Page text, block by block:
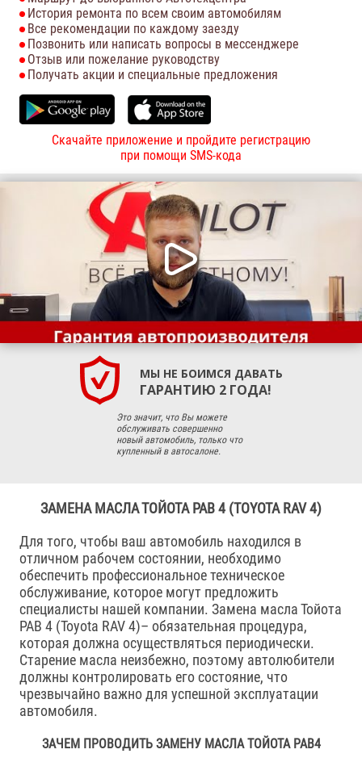
История ремонта по всем своим автомобилям
Все рекомендации по каждому заезду
Позвонить или написать вопросы в мессенджере
Отзыв или пожелание руководству
Получать акции и специальные предложения
Скачайте приложение и пройдите регистрацию
при помощи SMS-кода
МЫ НЕ БОИМСЯ ДАВАТЬ
ГАРАНТИЮ 2 ГОДА!
Это значит, что Вы можете
обслуживать совершенно
новый автомобиль, только что
купленный в автосалоне.
ЗАМЕНА МАСЛА ТОЙОТА РАВ 4 (TOYOTA RAV 4)
Для того, чтобы ваш автомобиль находился в
отличном рабочем состоянии, необходимо
обеспечить профессиональное техническое
обслуживание, которое могут предложить
специалисты нашей компании. Замена масла Тойота
РАВ 4 (Toyota RAV 4)– обязательная процедура,
которая должна осуществляться периодически.
Старение масла неизбежно, поэтому автолюбители
должны контролировать его состояние, что
чрезвычайно важно для успешной эксплуатации
автомобиля.
ЗАЧЕМ ПРОВОДИТЬ ЗАМЕНУ МАСЛА ТОЙОТА РАВ4